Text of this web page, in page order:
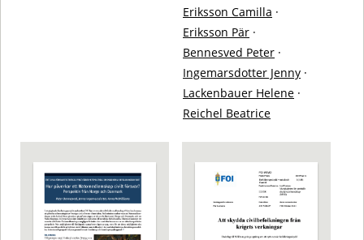
Eriksson Camilla ·
Eriksson Pär ·
Bennesved Peter ·
Ingemarsdotter Jenny ·
Lackenbauer Helene ·
Reichel Beatrice